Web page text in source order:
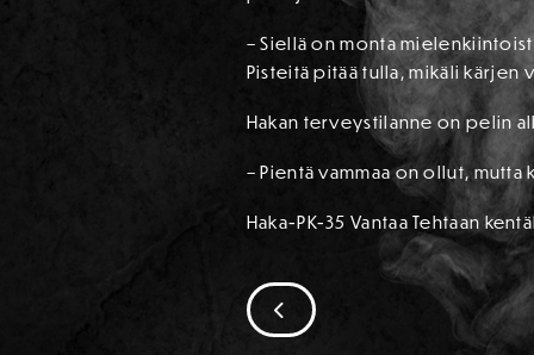
– Siellä on monta
Pisteitä pitää tulla, mikäli kärjen
Hakan terveystilanne on pelin
– Pientä vammaa on ollut,
Haka-PK-35 Vantaa Tehtaan
SIIRRY EDELLISEEN